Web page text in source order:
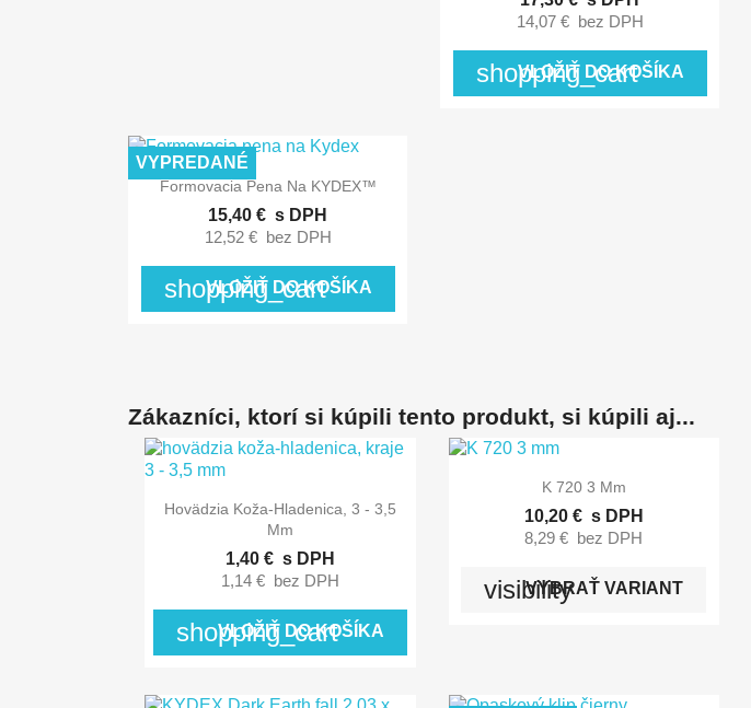
14,07 € bez DPH
shopping_cart
VLOŽIŤ DO KOŠÍKA
 Rýchly náhľad
Formovacia Pena Na KYDEX™
15,40 € s DPH
12,52 € bez DPH
shopping_cart
VLOŽIŤ DO KOŠÍKA
VYPREDANÉ
Zákazníci, ktorí si kúpili tento produkt, si kúpili aj...
 Rýchly náhľad
Hovädzia Koža-Hladenica, 3 - 3,5
Mm
1,40 € s DPH
1,14 € bez DPH
shopping_cart
VLOŽIŤ DO KOŠÍKA
Rýchly náhľad
K 720 3 Mm
10,20 € s DPH
8,29 € bez DPH
visibility
VYBRAŤ VARIANT